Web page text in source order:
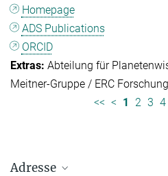
Homepage
ADS Publications
ORCID
Abteilung für
Meitner-Gruppe / ERC
<< < 1 2 3 4
Adresse